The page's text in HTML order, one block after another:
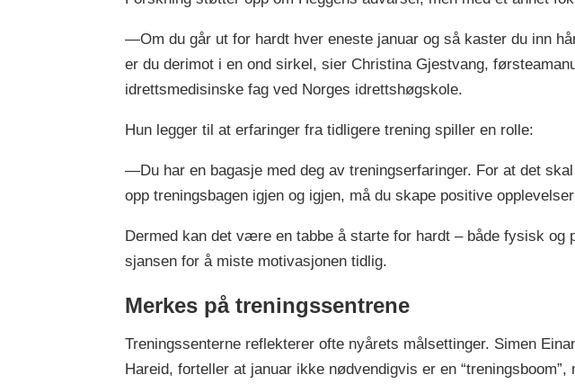
—Om du går ut for hardt hver eneste januar og så kaster du inn
er du derimot i en ond sirkel, sier Christina Gjestvang,
idrettsmedisinske fag ved Norges idrettshøgskole.
Hun legger til at erfaringer fra tidligere trening spiller en rolle:
—Du har en bagasje med deg av treningserfaringer. For at det
opp treningsbagen igjen og igjen, må du skape positive
Dermed kan det være en tabbe å starte for hardt – både fysisk og
sjansen for å miste motivasjonen tidlig.
Merkes på treningssentrene
Treningssenterne reflekterer ofte nyårets målsettinger. Simen
Hareid, forteller at januar ikke nødvendigvis er en “treningsboom”,